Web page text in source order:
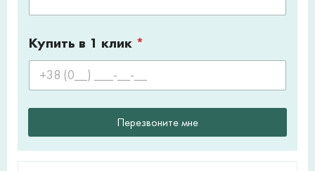
Купить в 1 клик *
Перезвоните мне